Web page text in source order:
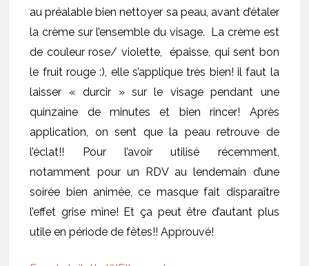
au préalable bien nettoyer sa peau, avant d’étaler
la crème sur l’ensemble du visage. La crème est
de couleur rose/ violette, épaisse, qui sent bon
le fruit rouge :), elle s’applique très bien! il faut la
laisser « durcir » sur le visage pendant une
quinzaine de minutes et bien rincer! Après
application, on sent que la peau retrouve de
l’éclat!! Pour l’avoir utilisé récemment,
notamment pour un RDV au lendemain d’une
soirée bien animée, ce masque fait disparaître
l’effet grise mine! Et ça peut être d’autant plus
utile en période de fêtes!! Approuvé!